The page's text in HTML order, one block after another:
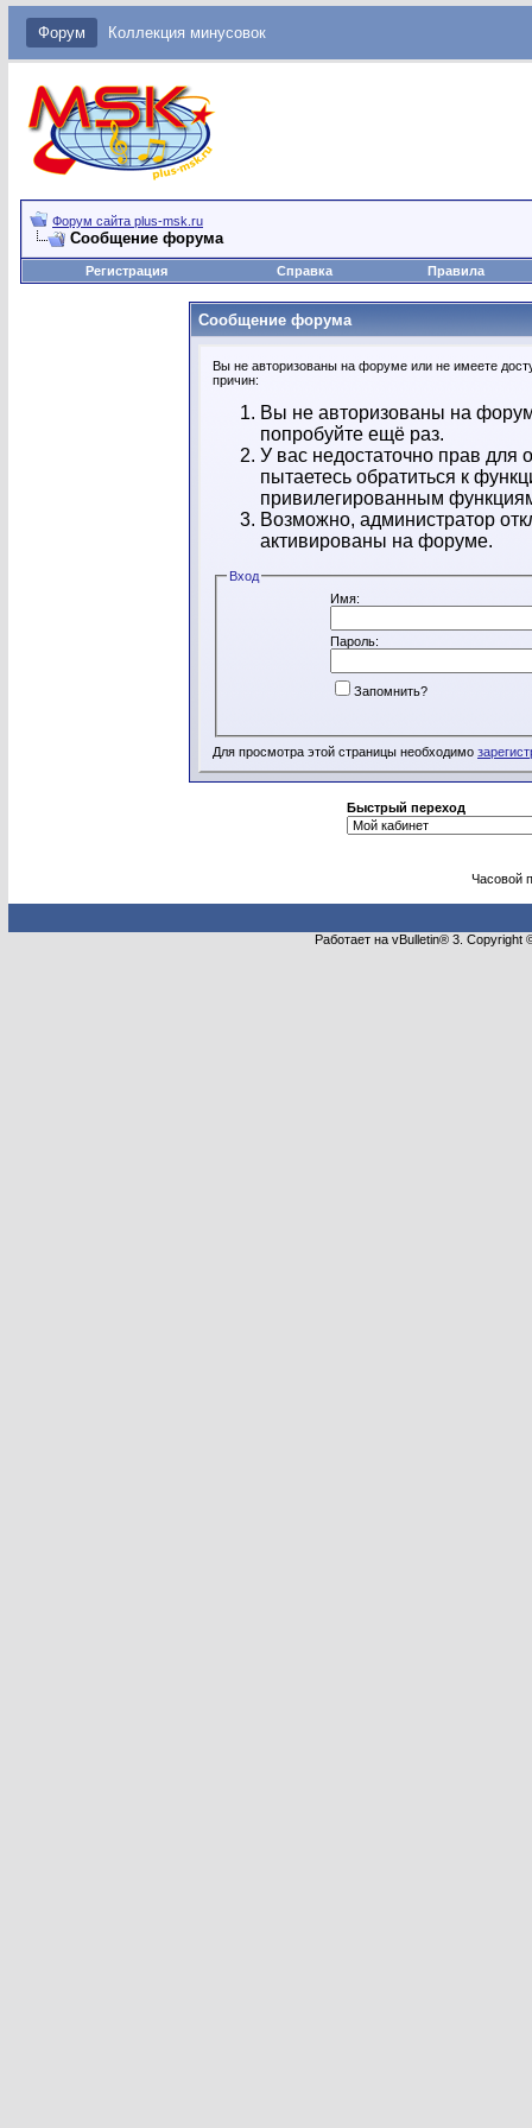
Форум Коллекция минусовок
Форум сайта plus-msk.ru
Сообщение форума
Регистрация Справка Правила
Сообщение форума
Вы не авторизованы на форуме или не имеете
причин:
Вы не авторизованы на
попробуйте ещё раз.
У вас недостаточно прав
пытаетесь обратиться к
привилегированным
Возможно, администратор
активированы на форуме.
Вход
Имя:
Пароль:
Запомнить?
Для просмотра этой страницы необходимо
Быстрый переход
Часовой
Работает на vBulletin® 3.